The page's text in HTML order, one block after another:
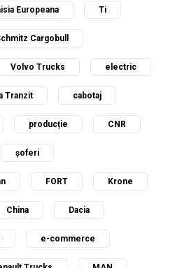
Europeana Ti
Cargobull
Volvo Trucks electric
Tranzit cabotaj
producție CNR
șoferi
FORT Krone
China Dacia
e-commerce